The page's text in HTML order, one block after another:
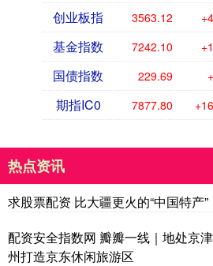
创业板指 3563.12
基金指数 7242.10
国债指数 229.69
期指IC0 7877.80
热点资讯
求股票配资 比大疆更火的“中国特产
配资安全指数网 瓣瓣一线｜地处京
州打造京东休闲旅游区